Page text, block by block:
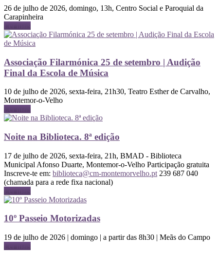
26 de julho de 2026, domingo, 13h, Centro Social e Paroquial da
Carapinheira
Ler mais
Associação Filarmónica 25 de setembro | Audição
Final da Escola de Música
10 de julho de 2026, sexta-feira, 21h30, Teatro Esther de Carvalho,
Montemor-o-Velho
Ler mais
Noite na Biblioteca. 8ª edição
17 de julho de 2026, sexta-feira, 21h, BMAD - Biblioteca
Municipal Afonso Duarte, Montemor-o-Velho Participação gratuita
Inscreve-te em: biblioteca@cm-montemorvelho.pt 239 687 040
(chamada para a rede fixa nacional)
Ler mais
10º Passeio Motorizadas
19 de julho de 2026 | domingo | a partir das 8h30 | Meãs do Campo
Ler mais